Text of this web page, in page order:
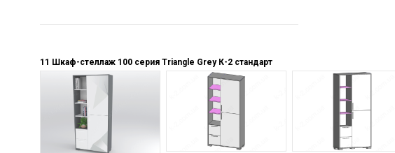
11 Шкаф-стеллаж 100 серия Triangle Grey К-2 стандарт